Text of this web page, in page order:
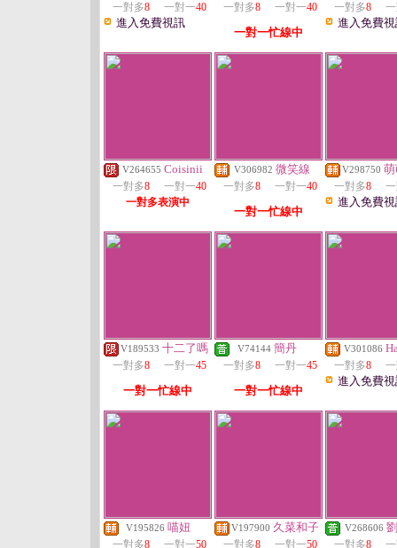
一對多8 一對一40
進入免費視訊
一對多8 一對一40
一對一忙線中
一對多8
進入免費
V264655 Coisinii
一對多8 一對一40
一對多表演中
V306982 微笑線
一對多8 一對一40
一對一忙線中
V298750
一對多8
進入免費
V189533 十二了嗎
一對多8 一對一45
一對一忙線中
V74144 簡丹
一對多8 一對一45
一對一忙線中
V301086
一對多8
進入免費
V195826 喵妞
一對多8 一對一50
V197900 久菜和子
一對多8 一對一50
V268606
一對多8